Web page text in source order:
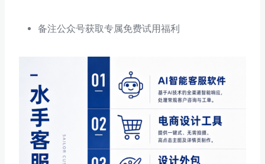
备注公众号获取专属免费试用福利